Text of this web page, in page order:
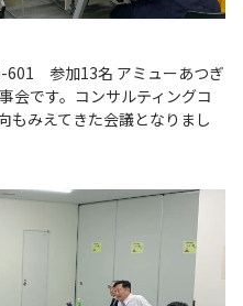
参加13名 アミューあつぎ
会です。コンサルティングコ
もみえてきた会議となりまし